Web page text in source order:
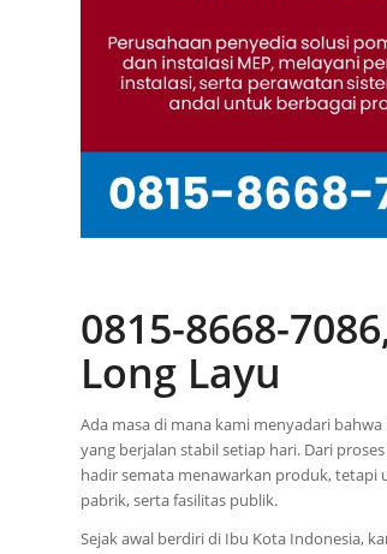
0815-8668-
Long Layu
Ada masa di mana kami menyadari
yang berjalan stabil setiap hari. Dari
hadir semata menawarkan produk, tetapi
pabrik, serta fasilitas publik.
Sejak awal berdiri di Ibu Kota Indonesia,